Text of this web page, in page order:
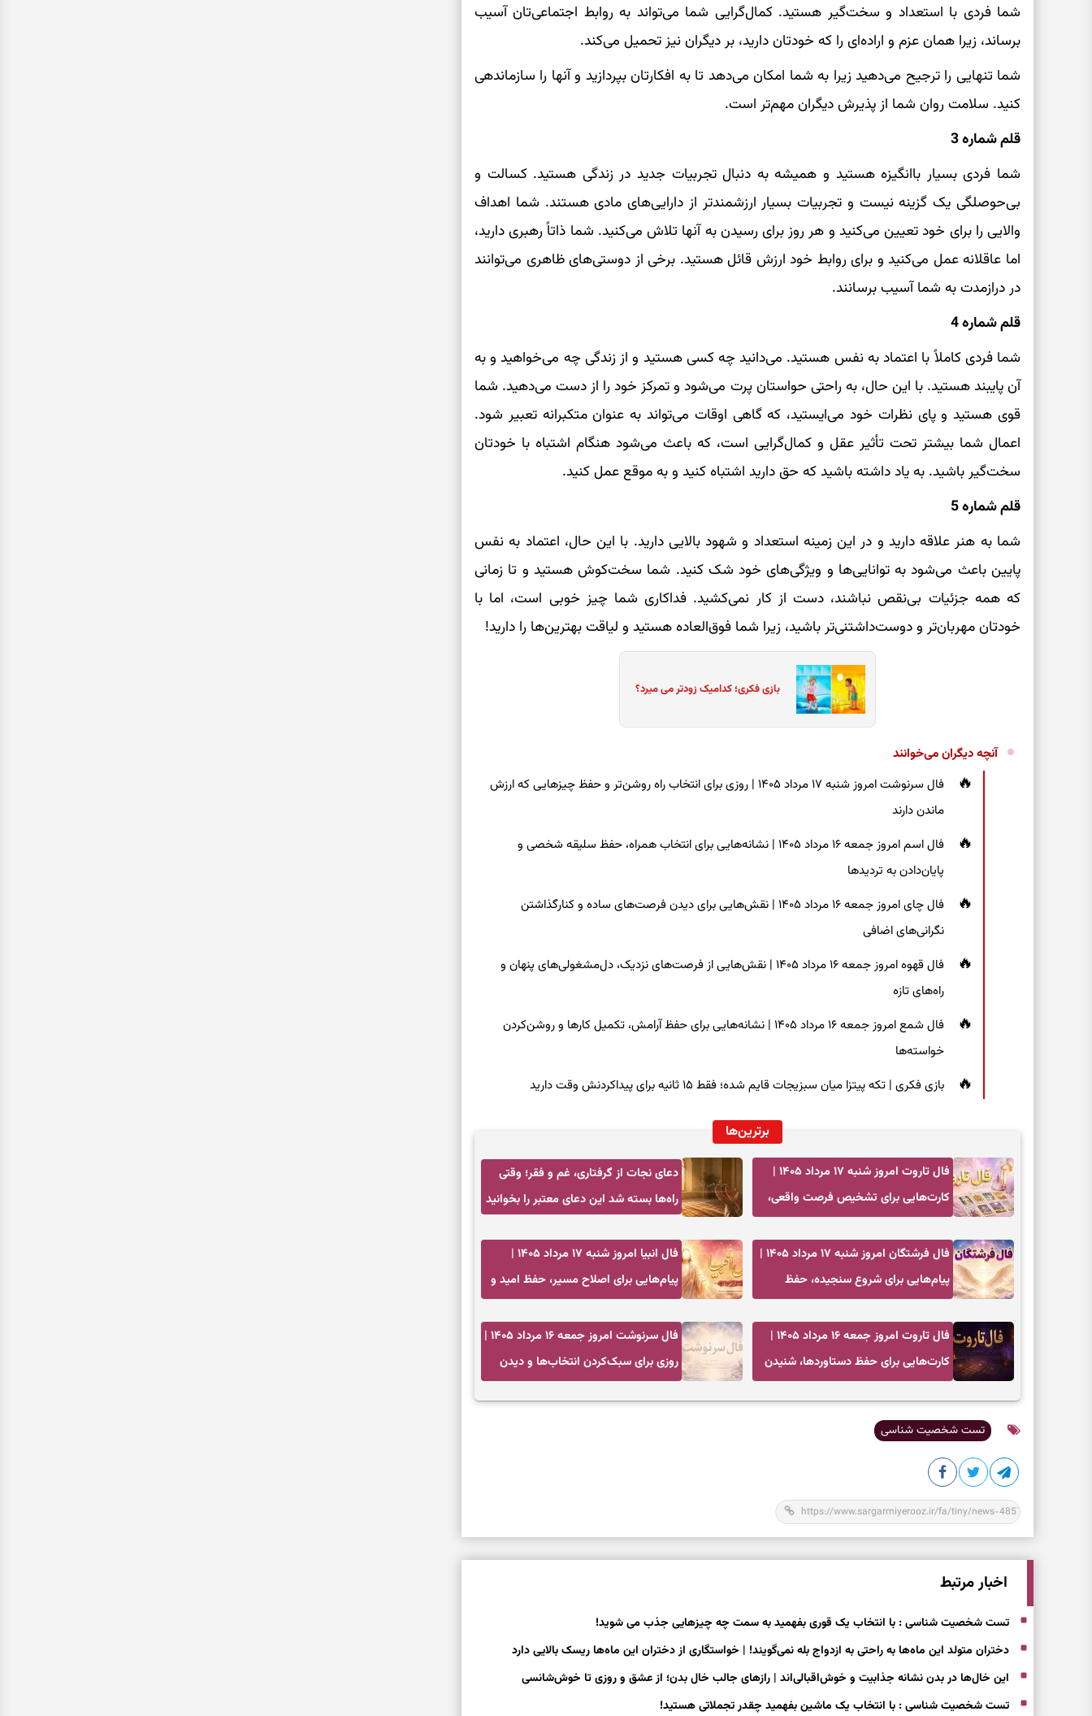
شما فردی با استعداد و سخت‌گیر هستید. کمال‌گرایی شما می‌تواند به روابط اجتماعی‌تان آسیب
برساند، زیرا همان عزم و اراده‌ای را که خودتان دارید، بر دیگران نیز تحمیل می‌کند.
شما تنهایی را ترجیح می‌دهید زیرا به شما امکان می‌دهد تا به افکارتان بپردازید و آنها را سازماندهی
کنید. سلامت روان شما از پذیرش دیگران مهم‌تر است.
قلم شماره 3
شما فردی بسیار باانگیزه هستید و همیشه به دنبال تجربیات جدید در زندگی هستید. کسالت و
بی‌حوصلگی یک گزینه نیست و تجربیات بسیار ارزشمندتر از دارایی‌های مادی هستند. شما اهداف
والایی را برای خود تعیین می‌کنید و هر روز برای رسیدن به آنها تلاش می‌کنید. شما ذاتاً رهبری دارید،
اما عاقلانه عمل می‌کنید و برای روابط خود ارزش قائل هستید. برخی از دوستی‌های ظاهری می‌توانند
در درازمدت به شما آسیب برسانند.
قلم شماره 4
شما فردی کاملاً با اعتماد به نفس هستید. می‌دانید چه کسی هستید و از زندگی چه می‌خواهید و به
آن پایبند هستید. با این حال، به راحتی حواستان پرت می‌شود و تمرکز خود را از دست می‌دهید. شما
قوی هستید و پای نظرات خود می‌ایستید، که گاهی اوقات می‌تواند به عنوان متکبرانه تعبیر شود.
اعمال شما بیشتر تحت تأثیر عقل و کمال‌گرایی است، که باعث می‌شود هنگام اشتباه با خودتان
سخت‌گیر باشید. به یاد داشته باشید که حق دارید اشتباه کنید و به موقع عمل کنید.
قلم شماره 5
شما به هنر علاقه دارید و در این زمینه استعداد و شهود بالایی دارید. با این حال، اعتماد به نفس
پایین باعث می‌شود به توانایی‌ها و ویژگی‌های خود شک کنید. شما سخت‌کوش هستید و تا زمانی
که همه جزئیات بی‌نقص نباشند، دست از کار نمی‌کشید. فداکاری شما چیز خوبی است، اما با
خودتان مهربان‌تر و دوست‌داشتنی‌تر باشید، زیرا شما فوق‌العاده هستید و لیاقت بهترین‌ها را دارید!
بازی فکری؛ کدامیک زودتر می میرد؟
آنچه دیگران می‌خوانند
فال سرنوشت امروز شنبه ۱۷ مرداد ۱۴۰۵ | روزی برای انتخاب راه روشن‌تر و حفظ چیزهایی که ارزش
ماندن دارند
فال اسم امروز جمعه ۱۶ مرداد ۱۴۰۵ | نشانه‌هایی برای انتخاب همراه، حفظ سلیقه شخصی و
پایان‌دادن به تردیدها
فال چای امروز جمعه ۱۶ مرداد ۱۴۰۵ | نقش‌هایی برای دیدن فرصت‌های ساده و کنارگذاشتن
نگرانی‌های اضافی
فال قهوه امروز جمعه ۱۶ مرداد ۱۴۰۵ | نقش‌هایی از فرصت‌های نزدیک، دل‌مشغولی‌های پنهان و
راه‌های تازه
فال شمع امروز جمعه ۱۶ مرداد ۱۴۰۵ | نشانه‌هایی برای حفظ آرامش، تکمیل کارها و روشن‌کردن
خواسته‌ها
بازی فکری | تکه پیتزا میان سبزیجات قایم شده؛ فقط ۱۵ ثانیه برای پیداکردنش وقت دارید
برترین‌ها
فال تاروت امروز شنبه ۱۷ مرداد ۱۴۰۵ |
کارت‌هایی برای تشخیص فرصت واقعی،
دعای نجات از گرفتاری، غم و فقر؛ وقتی
راه‌ها بسته شد این دعای معتبر را بخوانید
فال فرشتگان امروز شنبه ۱۷ مرداد ۱۴۰۵ |
پیام‌هایی برای شروع سنجیده، حفظ
فال انبیا امروز شنبه ۱۷ مرداد ۱۴۰۵ |
پیام‌هایی برای اصلاح مسیر، حفظ امید و
فال تاروت امروز جمعه ۱۶ مرداد ۱۴۰۵ |
کارت‌هایی برای حفظ دستاوردها، شنیدن
فال سرنوشت امروز جمعه ۱۶ مرداد ۱۴۰۵ |
روزی برای سبک‌کردن انتخاب‌ها و دیدن
تست شخصیت شناسی
اخبار مرتبط
تست شخصیت شناسی : با انتخاب یک قوری بفهمید به سمت چه چیزهایی جذب می شوید!
دختران متولد این ماه‌ها به راحتی به ازدواج بله نمی‌گویند! | خواستگاری از دختران این ماه‌ها ریسک بالایی دارد
این خال‌ها در بدن نشانه جذابیت و خوش‌اقبالی‌اند | رازهای جالب خال بدن؛ از عشق و روزی تا خوش‌شانسی
تست شخصیت شناسی : با انتخاب یک ماشین بفهمید چقدر تجملاتی هستید!